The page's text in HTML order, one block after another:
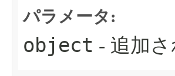
パラメータ:
object - 追加